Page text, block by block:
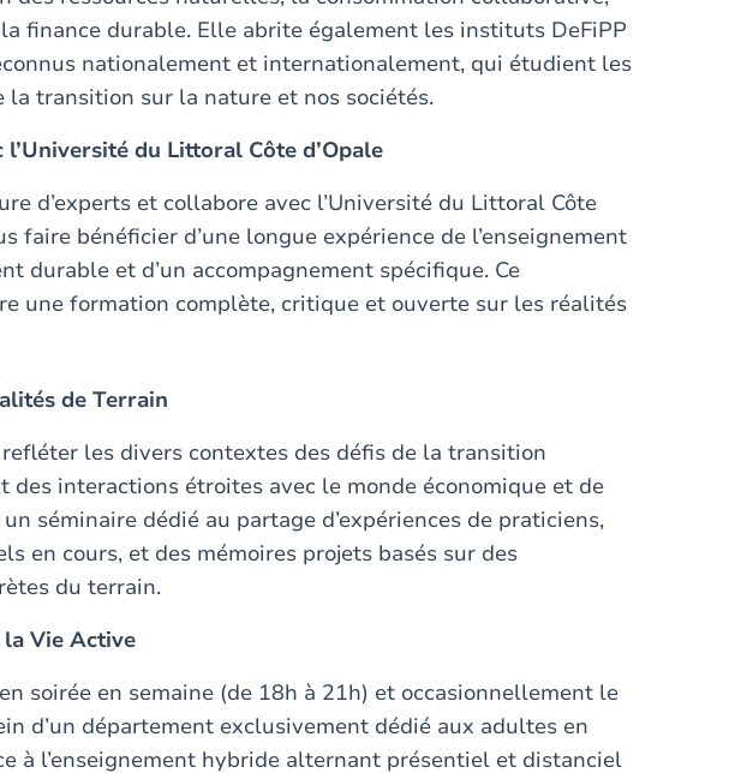
finance durable. Elle abrite également les instituts DeFiPP
nationalement et internationalement, qui étudient les
la transition sur la nature et nos sociétés.
du Littoral Côte d’Opale
d’experts et collabore avec l’Université du Littoral Côte
faire bénéficier d’une longue expérience de l’enseignement
durable et d’un accompagnement spécifique. Ce
une formation complète, critique et ouverte sur les réalités
de Terrain
les divers contextes des défis de la transition
des interactions étroites avec le monde économique et de
séminaire dédié au partage d’expériences de praticiens,
en cours, et des mémoires projets basés sur des
du terrain.
Vie Active
soirée en semaine (de 18h à 21h) et occasionnellement le
d’un département exclusivement dédié aux adultes en
à l’enseignement hybride alternant présentiel et distanciel